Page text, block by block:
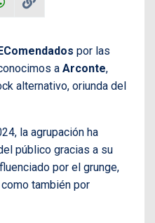
por las
a Arconte,
alternativo, oriunda del
la agrupación ha
público gracias a su
por el grunge,
también por